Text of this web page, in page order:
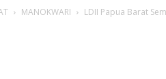
MANOKWARI LDII Papua Barat